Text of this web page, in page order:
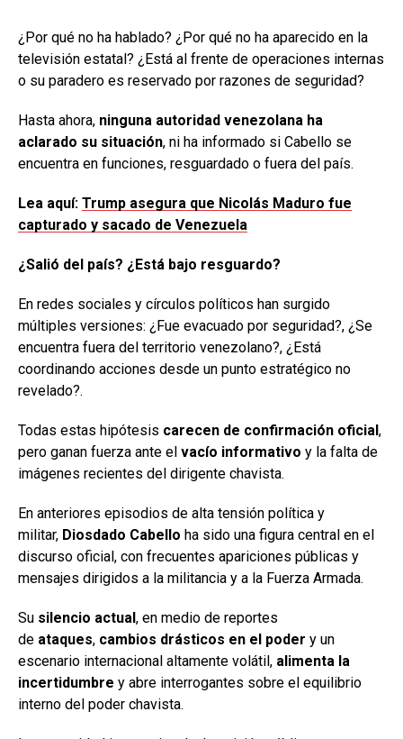
¿Por qué no ha hablado? ¿Por qué no ha aparecido en la
televisión estatal? ¿Está al frente de operaciones internas
o su paradero es reservado por razones de seguridad?
Hasta ahora, ninguna autoridad venezolana ha
aclarado su situación, ni ha informado si Cabello se
encuentra en funciones, resguardado o fuera del país.
Lea aquí: Trump asegura que Nicolás Maduro fue
capturado y sacado de Venezuela
¿Salió del país? ¿Está bajo resguardo?
En redes sociales y círculos políticos han surgido
múltiples versiones: ¿Fue evacuado por seguridad?, ¿Se
encuentra fuera del territorio venezolano?, ¿Está
coordinando acciones desde un punto estratégico no
revelado?.
Todas estas hipótesis carecen de confirmación oficial,
pero ganan fuerza ante el vacío informativo y la falta de
imágenes recientes del dirigente chavista.
En anteriores episodios de alta tensión política y
militar, Diosdado Cabello ha sido una figura central en el
discurso oficial, con frecuentes apariciones públicas y
mensajes dirigidos a la militancia y a la Fuerza Armada.
Su silencio actual, en medio de reportes
de ataques, cambios drásticos en el poder y un
escenario internacional altamente volátil, alimenta la
incertidumbre y abre interrogantes sobre el equilibrio
interno del poder chavista.